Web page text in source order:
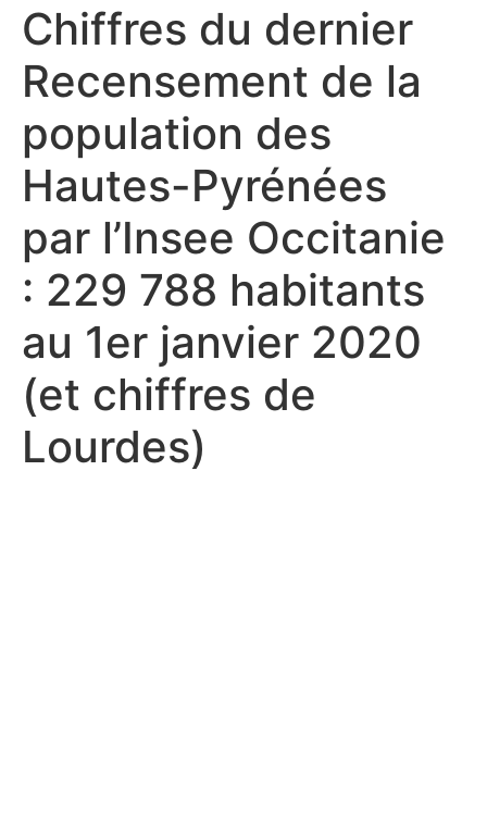
Chiffres du dernier
Recensement de la
population des
Hautes-Pyrénées
par l’Insee Occitanie
: 229 788 habitants
au 1er janvier 2020
(et chiffres de
Lourdes)